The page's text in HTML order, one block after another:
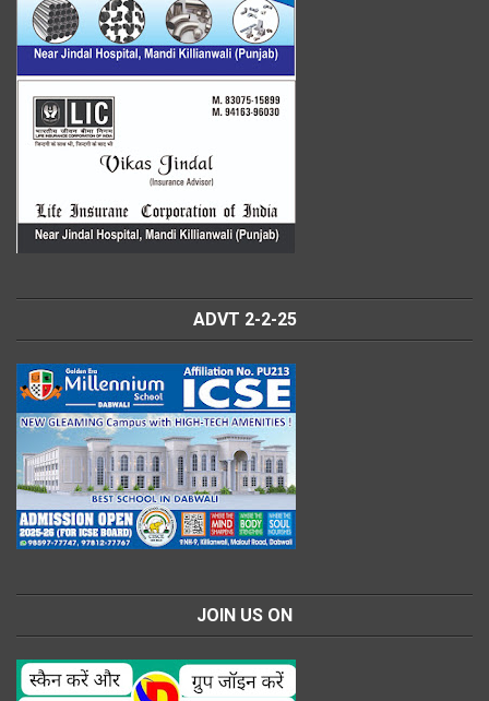
ADVT 2-2-25
JOIN US ON